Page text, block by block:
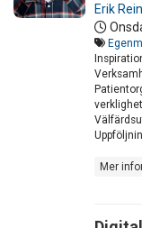
Erik
Mer